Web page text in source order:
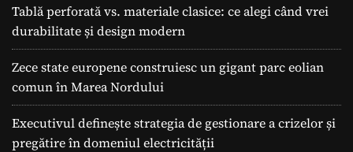
Tablă perforată vs. materiale clasice: ce alegi când vrei
durabilitate și design modern
Zece state europene construiesc un gigant parc eolian
comun în Marea Nordului
Executivul definește strategia de gestionare a crizelor și
pregătire în domeniul electricității